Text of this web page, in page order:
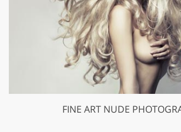
FINE ART NUDE